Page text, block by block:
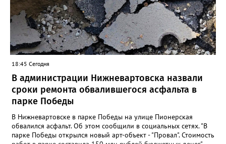
18:45 Сегодня
В администрации Нижневартовска назвали
сроки ремонта обвалившегося асфальта в
парке Победы
В Нижневартовске в парке Победы на улице Пионерская
обвалился асфальт. Об этом сообщили в социальных сетях. "В
парке Победы открылся новый арт-объект - "Провал". Стоимость